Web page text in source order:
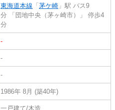
東海道本線 「 茅ケ崎 」駅 バス9
分 「団地中央（茅ヶ崎市）」 停歩4
分
-
-
-
1986年 8月 (築40年)
一戸建て/木造